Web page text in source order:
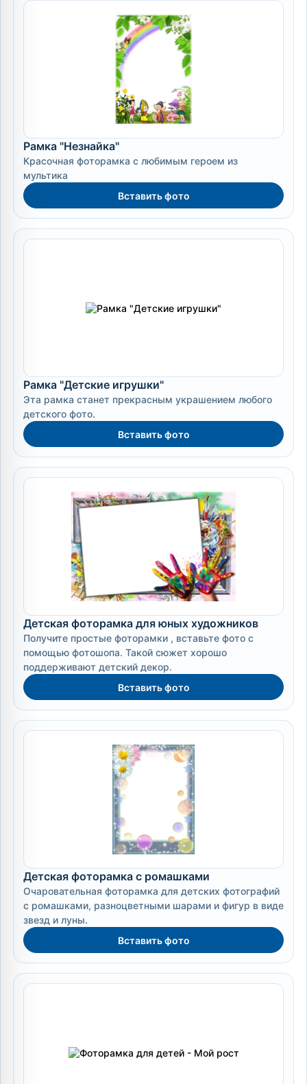
Рамка "Незнайка"
Красочная фоторамка с любимым героем из
мультика
Вставить фото
Рамка "Детские игрушки"
Эта рамка станет прекрасным украшением любого
детского фото.
Вставить фото
Детская фоторамка для юных художников
Получите простые фоторамки , вставьте фото с
помощью фотошопа. Такой сюжет хорошо
поддерживают детский декор.
Вставить фото
Детская фоторамка с ромашками
Очаровательная фоторамка для детских фотографий
с ромашками, разноцветными шарами и фигур в виде
звезд и луны.
Вставить фото